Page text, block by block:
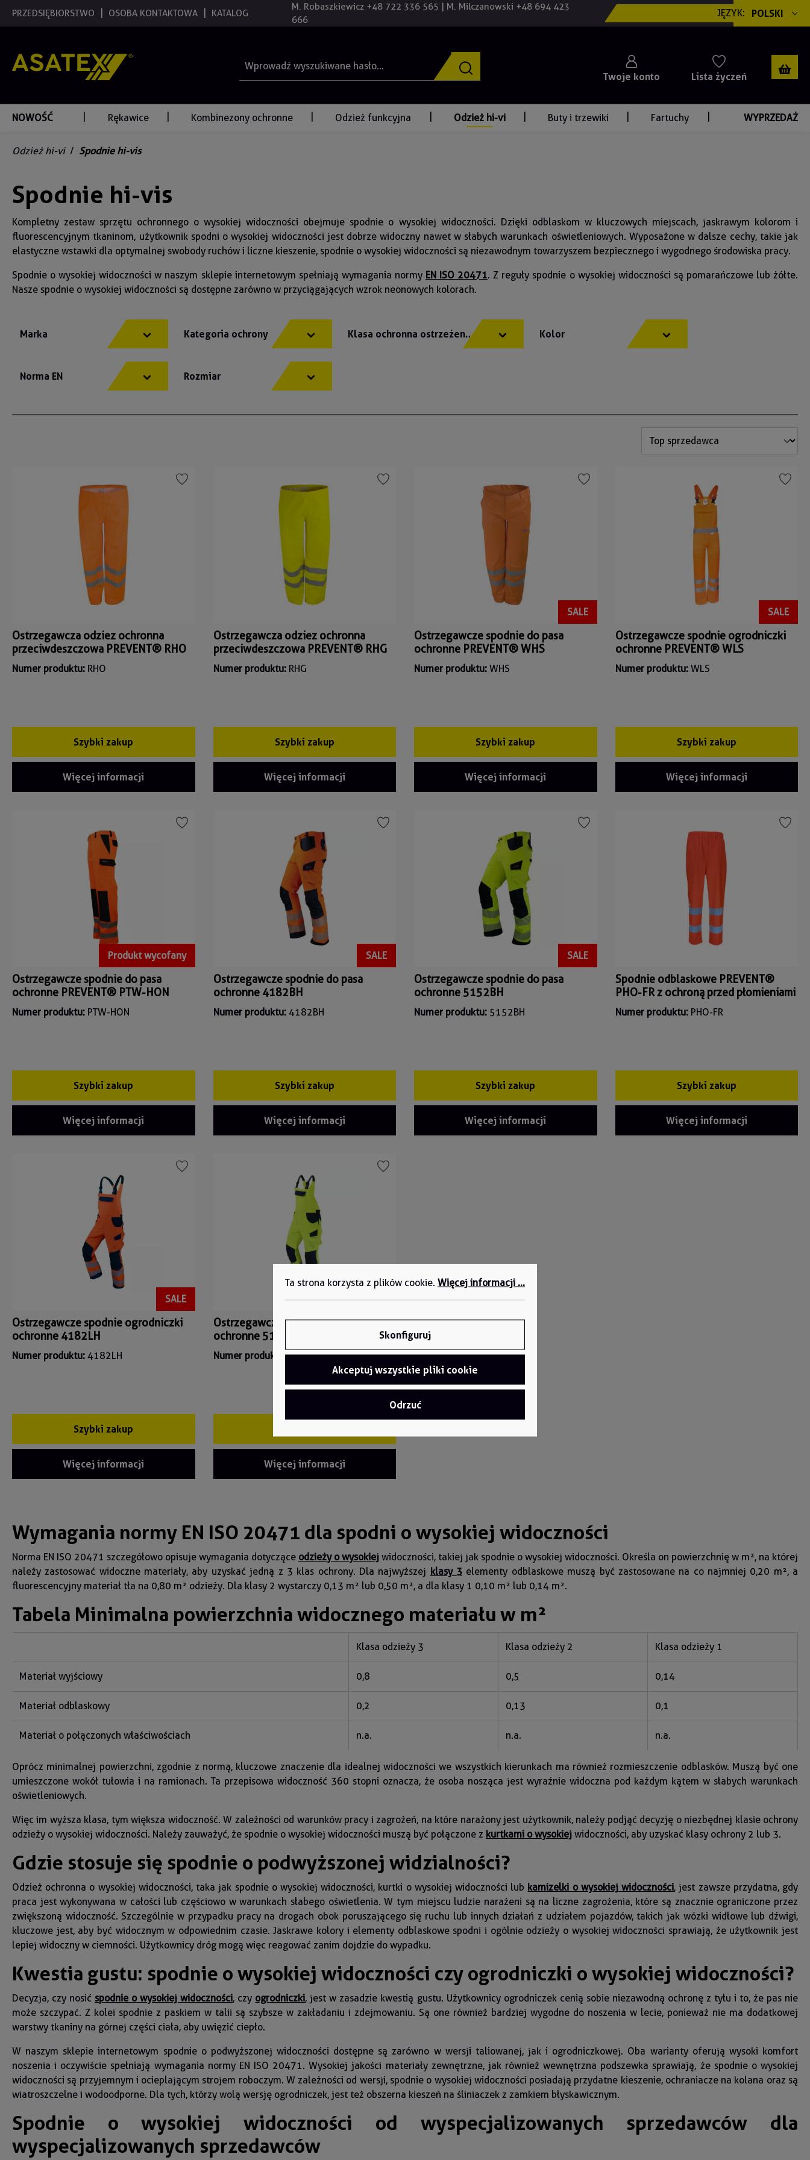
Przejdź do głównej nawigacji
PRZEDSIĘBIORSTWO OSOBA KONTAKTOWA KATALOG
M. Robaszkiewicz +48 722 336 565 | M. Milczanowski +48 694 423
666
JĘZYK: POLSKI
Twoje konto Lista życzeń
NOWOŚĆ Rękawice Kombinezony ochronne Odzież funkcyjna Odzież hi-vi Buty i trzewiki Fartuchy WYPRZEDAŻ
Odzież hi-vi / Spodnie hi-vis
Spodnie hi-vis
Kompletny zestaw sprzętu ochronnego o wysokiej widoczności obejmuje spodnie o wysokiej widoczności. Dzięki odblaskom w kluczowych miejscach, jaskrawym kolorom i
fluorescencyjnym tkaninom, użytkownik spodni o wysokiej widoczności jest dobrze widoczny nawet w słabych warunkach oświetleniowych. Wyposażone w dalsze cechy, takie jak
elastyczne wstawki dla optymalnej swobody ruchów i liczne kieszenie, spodnie o wysokiej widoczności są niezawodnym towarzyszem bezpiecznego i wygodnego środowiska pracy.
Spodnie o wysokiej widoczności w naszym sklepie internetowym spełniają wymagania normy EN ISO 20471. Z reguły spodnie o wysokiej widoczności są pomarańczowe lub żółte.
Nasze spodnie o wysokiej widoczności są dostępne zarówno w przyciągających wzrok neonowych kolorach.
Marka Kategoria ochrony Klasa ochronna ostrzeżenia Kolor
Norma EN Rozmiar
Ostrzegawcza odziez ochronna
przeciwdeszczowa PREVENT® RHO
Numer produktu: RHO
Szybki zakup
Więcej informacji
Ostrzegawcza odziez ochronna
przeciwdeszczowa PREVENT® RHG
Numer produktu: RHG
Szybki zakup
Więcej informacji
SALE
Ostrzegawcze spodnie do pasa
ochronne PREVENT® WHS
Numer produktu: WHS
Szybki zakup
Więcej informacji
SALE
Ostrzegawcze spodnie ogrodniczki
ochronne PREVENT® WLS
Numer produktu: WLS
Szybki zakup
Więcej informacji
Produkt wycofany
Ostrzegawcze spodnie do pasa
ochronne PREVENT® PTW-HON
Numer produktu: PTW-HON
Szybki zakup
Więcej informacji
SALE
Ostrzegawcze spodnie do pasa
ochronne 4182BH
Numer produktu: 4182BH
Szybki zakup
Więcej informacji
SALE
Ostrzegawcze spodnie do pasa
ochronne 5152BH
Numer produktu: 5152BH
Szybki zakup
Więcej informacji
Spodnie odblaskowe PREVENT®
PHO-FR z ochroną przed płomieniami
Numer produktu: PHO-FR
Szybki zakup
Więcej informacji
SALE
Ostrzegawcze spodnie ogrodniczki
ochronne 4182LH
Numer produktu: 4182LH
Szybki zakup
Więcej informacji
Ostrzegawcze spodnie ogrodniczki
ochronne 5152LH
Numer produktu:5152LH
Więcej informacji
Wymagania normy EN ISO 20471 dla spodni o wysokiej widoczności
Norma EN ISO 20471 szczegółowo opisuje wymagania dotyczące odzieży o wysokiej widoczności, takiej jak spodnie o wysokiej widoczności. Określa on powierzchnię w m², na której
należy zastosować widoczne materiały, aby uzyskać jedną z 3 klas ochrony. Dla najwyższej klasy 3 elementy odblaskowe muszą być zastosowane na co najmniej 0,20 m², a
fluorescencyjny materiał tła na 0,80 m² odzieży. Dla klasy 2 wystarczy 0,13 m² lub 0,50 m², a dla klasy 1 0,10 m² lub 0,14 m².
Tabela Minimalna powierzchnia widocznego materiału w m²
Klasa odzieży 3 Klasa odzieży 2 Klasa odzieży 1
Materiał wyjściowy 0,8 0,5 0,14
Materiał odblaskowy 0,2 0,13 0,1
Materiał o połączonych właściwościach n.a. n.a. n.a.
Oprócz minimalnej powierzchni, zgodnie z normą, kluczowe znaczenie dla idealnej widoczności we wszystkich kierunkach ma również rozmieszczenie odblasków. Muszą być one
umieszczone wokół tułowia i na ramionach. Ta przepisowa widoczność 360 stopni oznacza, że osoba nosząca jest wyraźnie widoczna pod każdym kątem w słabych warunkach
oświetleniowych.
Więc im wyższa klasa, tym większa widoczność. W zależności od warunków pracy i zagrożeń, na które narażony jest użytkownik, należy podjąć decyzję o niezbędnej klasie ochrony
odzieży o wysokiej widoczności. Należy zauważyć, że spodnie o wysokiej widoczności muszą być połączone z kurtkami o wysokiej widoczności, aby uzyskać klasy ochrony 2 lub 3.
Gdzie stosuje się spodnie o podwyższonej widzialności?
Odzież ochronna o wysokiej widoczności, taka jak spodnie o wysokiej widoczności, kurtki o wysokiej widoczności lub kamizelki o wysokiej widoczności, jest zawsze przydatna, gdy
praca jest wykonywana w całości lub częściowo w warunkach słabego oświetlenia. W tym miejscu ludzie narażeni są na liczne zagrożenia, które są znacznie ograniczone przez
zwiększoną widoczność. Szczególnie w przypadku pracy na drogach obok poruszającego się ruchu lub innych działań z udziałem pojazdów, takich jak wózki widłowe lub dźwigi,
kluczowe jest, aby być widocznym w odpowiednim czasie. Jaskrawe kolory i elementy odblaskowe spodni i ogólnie odzieży o wysokiej widoczności sprawiają, że użytkownik jest
lepiej widoczny w ciemności. Użytkownicy dróg mogą więc reagować zanim dojdzie do wypadku.
Kwestia gustu: spodnie o wysokiej widoczności czy ogrodniczki o wysokiej widoczności?
Decyzja, czy nosić spodnie o wysokiej widoczności, czy ogrodniczki, jest w zasadzie kwestią gustu. Użytkownicy ogrodniczek cenią sobie niezawodną ochronę z tyłu i to, że pas nie
może szczypać. Z kolei spodnie z paskiem w talii są szybsze w zakładaniu i zdejmowaniu. Są one również bardziej wygodne do noszenia w lecie, ponieważ nie ma dodatkowej
warstwy tkaniny na górnej części ciała, aby uwięzić ciepło.
W naszym sklepie internetowym spodnie o podwyższonej widoczności dostępne są zarówno w wersji taliowanej, jak i ogrodniczkowej. Oba warianty oferują wysoki komfort
noszenia i oczywiście spełniają wymagania normy EN ISO 20471. Wysokiej jakości materiały zewnętrzne, jak również wewnętrzna podszewka sprawiają, że spodnie o wysokiej
widoczności są przyjemnym i ocieplającym strojem roboczym. W zależności od wersji, spodnie o wysokiej widoczności posiadają przydatne kieszenie, ochraniacze na kolana oraz są
wiatroszczelne i wodoodporne. Dla tych, którzy wolą wersję ogrodniczek, jest też obszerna kieszeń na śliniaczek z zamkiem błyskawicznym.
Spodnie o wysokiej widoczności od wyspecjalizowanych sprzedawców dla
wyspecjalizowanych sprzedawców
Ta strona korzysta z plików cookie. Więcej informacji ...
Skonfiguruj
Akceptuj wszystkie pliki cookie
Odrzuć